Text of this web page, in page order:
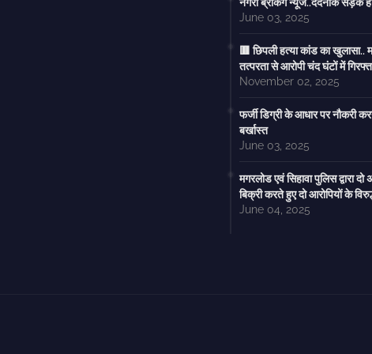
June 03, 2025
🟥 छिपली हत्या कांड का खुलासा..
तत्परता से आरोपी चंद घंटों में
November 02, 2025
फर्जी डिग्री के आधार पर नौकरी
बर्खास्त
June 03, 2025
मगरलोड एवं सिहावा पुलिस
बिक्री करते हुए दो आरोपियों के
June 04, 2025